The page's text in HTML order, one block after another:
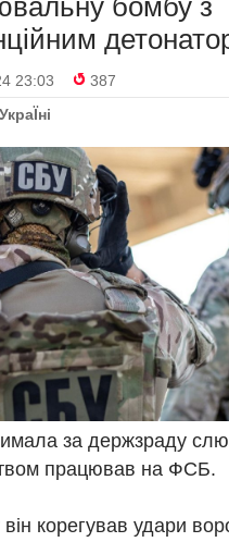
бомбу з
23:03
387
за держзраду
працював на ФСБ.
корегував удари